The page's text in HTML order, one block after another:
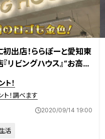
出店！ららぽーと愛知東
リビングハウス』“お高め
急成長のワケ
ト！
ト！調べます
2020/09/14 19:00
生活